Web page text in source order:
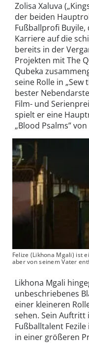
Zolisa Xaluva
der beiden
Fußballprofi
Karriere auf die
bereits in der
Projekten mit The
Qubeka
seine Rolle in „Sew
bester
Film- und
spielt er eine
„Blood Psalms”
Felize (Likhona Mgali) ist
aber von seinem Vater
Likhona Mgali
unbeschriebenes
einer kleineren
sehen. Sein Auftritt
Fußballtalent
in einer größeren